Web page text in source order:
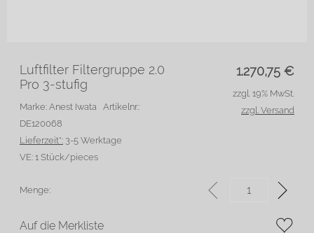
1.270,75 €
Luftfilter Filtergruppe 2.0
Pro 3-stufig
Marke: Anest Iwata Artikelnr.:
DE120068
Lieferzeit*: 3-5 Werktage
VE: 1 Stück/pieces
zzgl. 19% MwSt.
zzgl. Versand
Menge:
Auf die Merkliste